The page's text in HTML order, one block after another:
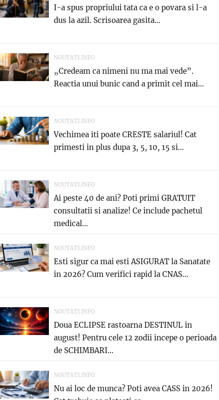
I-a spus propriului tata ca e o povara si l-a
dus la azil. Scrisoarea gasita...
NOUTATI.INFO
„Credeam ca nimeni nu ma mai vede”.
Reactia unui bunic cand a primit cel mai...
NOUTATI.INFO
Vechimea iti poate CRESTE salariul! Cat
primesti in plus dupa 3, 5, 10, 15 si...
NOUTATI.INFO
Ai peste 40 de ani? Poti primi GRATUIT
consultatii si analize! Ce include pachetul
medical...
NOUTATI.INFO
Esti sigur ca mai esti ASIGURAT la Sanatate
in 2026? Cum verifici rapid la CNAS...
NOUTATI.INFO
Doua ECLIPSE rastoarna DESTINUL in
august! Pentru cele 12 zodii incepe o perioada
de SCHIMBARI...
NOUTATI.INFO
Nu ai loc de munca? Poti avea CASS in 2026!